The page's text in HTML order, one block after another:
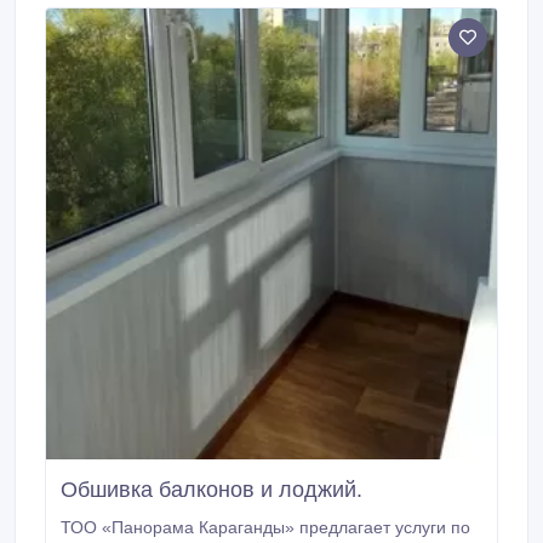
Обшивка балконов и лоджий.
ТОО «Панорама Караганды» предлагает услуги по